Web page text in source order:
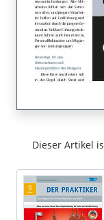
Dieser Artikel